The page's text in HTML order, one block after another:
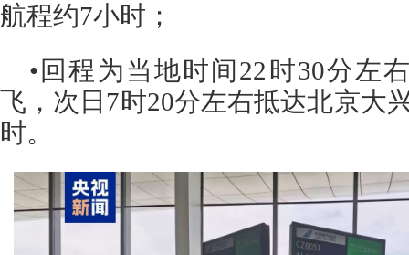
航程约7小时；
• 回程为当地时间22时30分左
飞，次日7时20分左右抵达北京大
时。